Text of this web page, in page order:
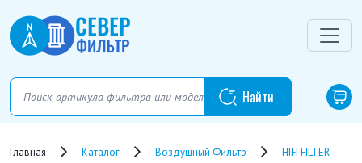
Главная Каталог Воздушный Фильтр
HIFI FILTER